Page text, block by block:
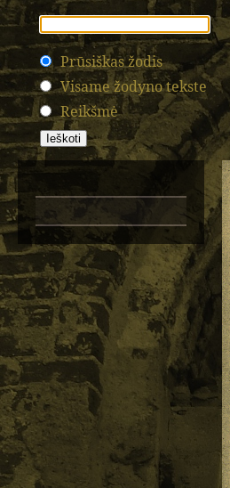
Prūsiškas žodis
Visame žodyno tekste
Reikšmė